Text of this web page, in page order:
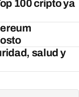
100 cripto ya
salud y